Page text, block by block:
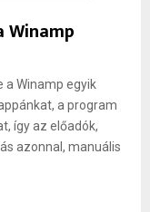
Winamp
Winamp egyik
a program
így az előadók,
azonnal, manuális